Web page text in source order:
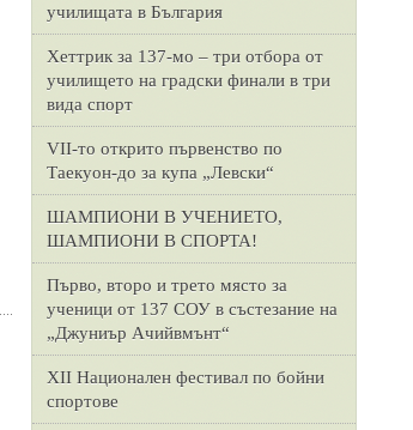
училищата в България
Хеттрик за 137-мо – три отбора от
училището на градски финали в три
вида спорт
VII-то открито първенство по
Таекуон-до за купа „Левски“
ШАМПИОНИ В УЧЕНИЕТО,
ШАМПИОНИ В СПОРТА!
Първо, второ и трето място за
ученици от 137 СОУ в състезание на
„Джуниър Ачийвмънт“
XII Национален фестивал по бойни
спортове